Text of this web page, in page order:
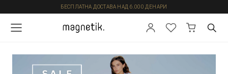
БЕСПЛАТНА ДОСТАВА НАД 6.000 ДЕНАРИ